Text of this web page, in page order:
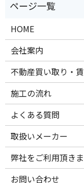
HOME
会社案内
不動産買い取り・
施工の流れ
よくある質問
取扱いメーカー
弊社をご利用頂き
お問い合わせ